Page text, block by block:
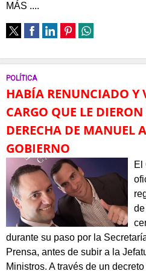
MÁS ....
POLÍTICA
HABÍA RENUNCIADO Y
CARGO QUE LE
DERECHA DE MANUEL
GOBIERNO
El
durante su paso por la
Prensa, antes de subir a la
Ministros. A través de un